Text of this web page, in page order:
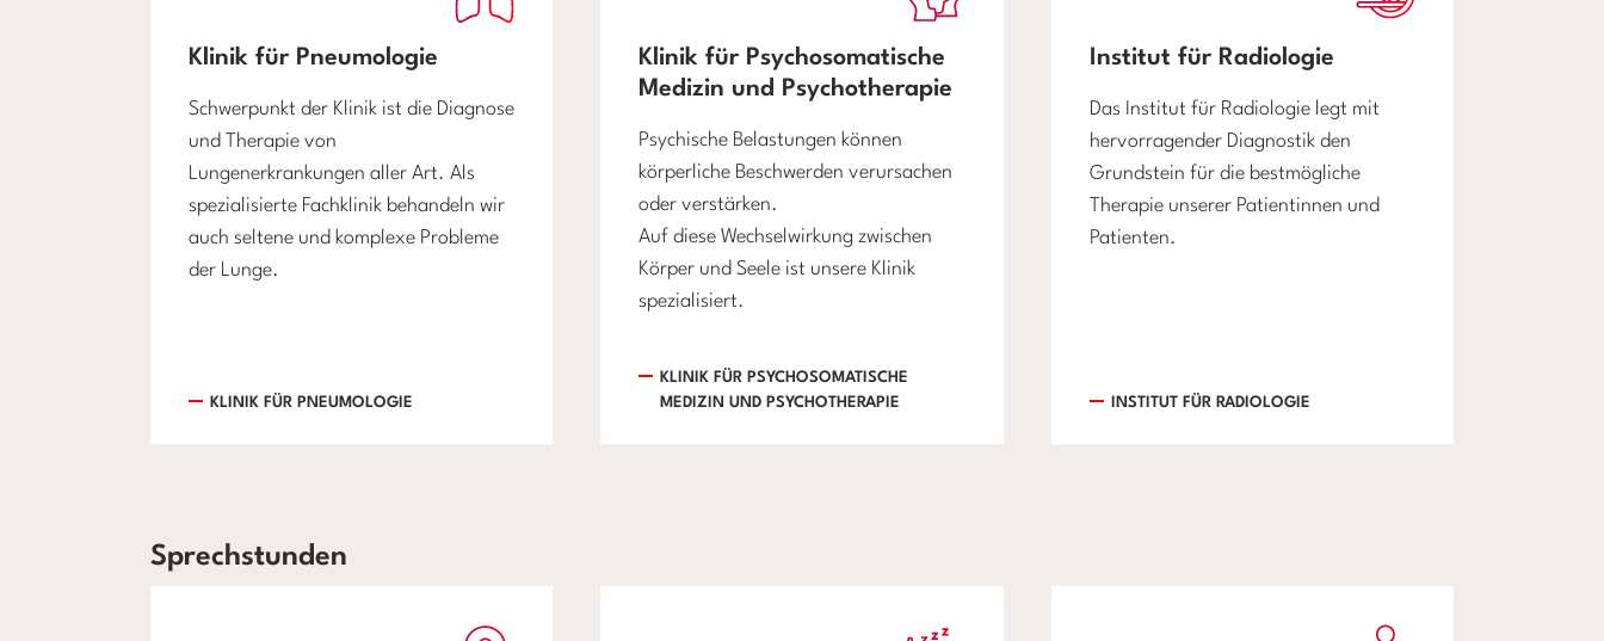
Klinik für Pneumologie
Schwerpunkt der Klinik ist die Diagnose
und Therapie von
Lungenerkrankungen aller Art. Als
spezialisierte Fachklinik behandeln wir
auch seltene und komplexe Probleme
der Lunge.
KLINIK FÜR PNEUMOLOGIE
Klinik für Psychosomatische
Medizin und Psychotherapie
Psychische Belastungen können
körperliche Beschwerden verursachen
oder verstärken.
Auf diese Wechselwirkung zwischen
Körper und Seele ist unsere Klinik
spezialisiert.
KLINIK FÜR PSYCHOSOMATISCHE
MEDIZIN UND PSYCHOTHERAPIE
Institut für Radiologie
Das Institut für Radiologie legt mit
hervorragender Diagnostik den
Grundstein für die bestmögliche
Therapie unserer Patientinnen und
Patienten.
INSTITUT FÜR RADIOLOGIE
Sprechstunden